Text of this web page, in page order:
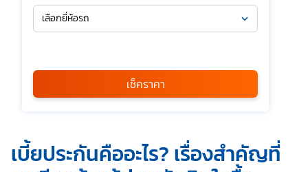
เลือกยี่ห้อรถ
กรุณาเลือก
*
ข้าพเจ้ารับทราบนโยบายคุ้มครองข้อมูลส่วนบุคคล และยินยอมให้
บริษัท SILKSPAN อินชัวรันซ์ โบรกเกอร์เรจ จำกัด รวมถึงบริษัท
ในเครือที่เกี่ยวข้องกัน ตลอดจนคู่ค้าทางธุรกิจและ/หรือ
เช็คราคา
เบี้ยประกันคืออะไร? เรื่องสำคัญที่